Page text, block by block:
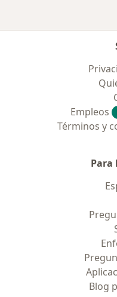
Empleos
Términos y
Para
Blog